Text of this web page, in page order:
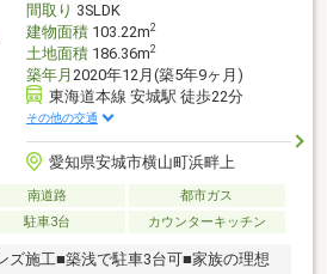
間取り 3SLDK
建物面積103.22m2
土地面積186.36m2
築年月 2020年12月(築5年9ヶ月)
東海道本線 安城駅 徒歩22分
その他の交通
愛知県安城市横山町浜畔上
南道路
都市ガス
駐車3台 カウンターキッチン
ズ施工■築浅で駐車3台可■家族の理想